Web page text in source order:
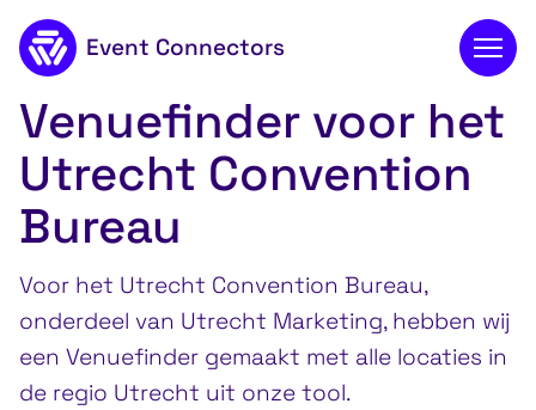
Naar de inhoud
Event Connectors
Utrecht Convention
Venuefinder voor het
Utrecht Convention
Bureau
Voor het Utrecht Convention Bureau,
onderdeel van Utrecht Marketing, hebben wij
een Venuefinder gemaakt met alle locaties in
de regio Utrecht uit onze tool.